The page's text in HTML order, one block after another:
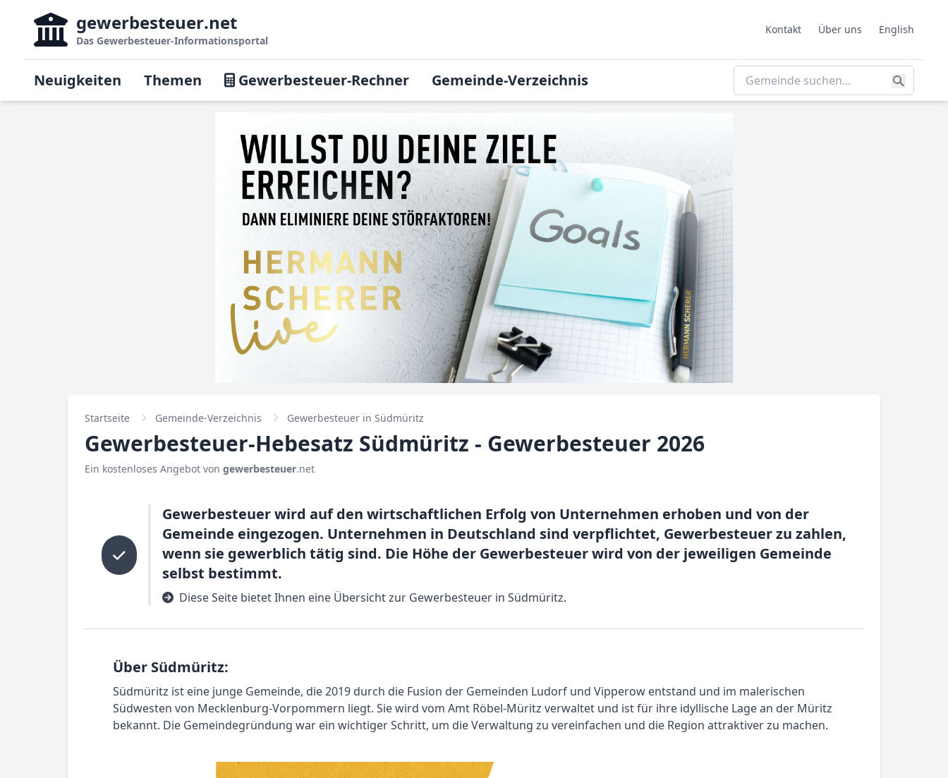
gewerbesteuer.net
Das Gewerbesteuer-Informationsportal
Kontakt Über uns English
Neuigkeiten Themen Gewerbesteuer-Rechner Gemeinde-Verzeichnis
Startseite Gemeinde-Verzeichnis Gewerbesteuer in Südmüritz
Gewerbesteuer-Hebesatz Südmüritz - Gewerbesteuer 2026
Ein kostenloses Angebot von gewerbesteuer.net
Gewerbesteuer wird auf den wirtschaftlichen Erfolg von Unternehmen erhoben und von der
Gemeinde eingezogen. Unternehmen in Deutschland sind verpflichtet, Gewerbesteuer zu zahlen,
wenn sie gewerblich tätig sind. Die Höhe der Gewerbesteuer wird von der jeweiligen Gemeinde
selbst bestimmt.
Diese Seite bietet Ihnen eine Übersicht zur Gewerbesteuer in Südmüritz.
Über Südmüritz:
Südmüritz ist eine junge Gemeinde, die 2019 durch die Fusion der Gemeinden Ludorf und Vipperow entstand und im malerischen
Südwesten von Mecklenburg-Vorpommern liegt. Sie wird vom Amt Röbel-Müritz verwaltet und ist für ihre idyllische Lage an der Müritz
bekannt. Die Gemeindegründung war ein wichtiger Schritt, um die Verwaltung zu vereinfachen und die Region attraktiver zu machen.